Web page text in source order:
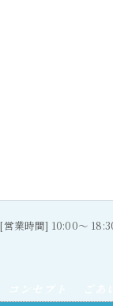
[営業時間] 10:00〜